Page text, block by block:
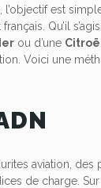
l’objectif est
Qu’il
ou d’une
Voici une
aviation,
de charge.